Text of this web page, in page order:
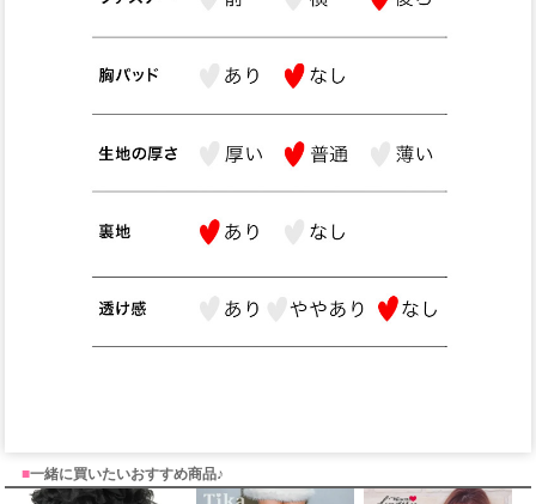
■一緒に買いたいおすすめ商品♪